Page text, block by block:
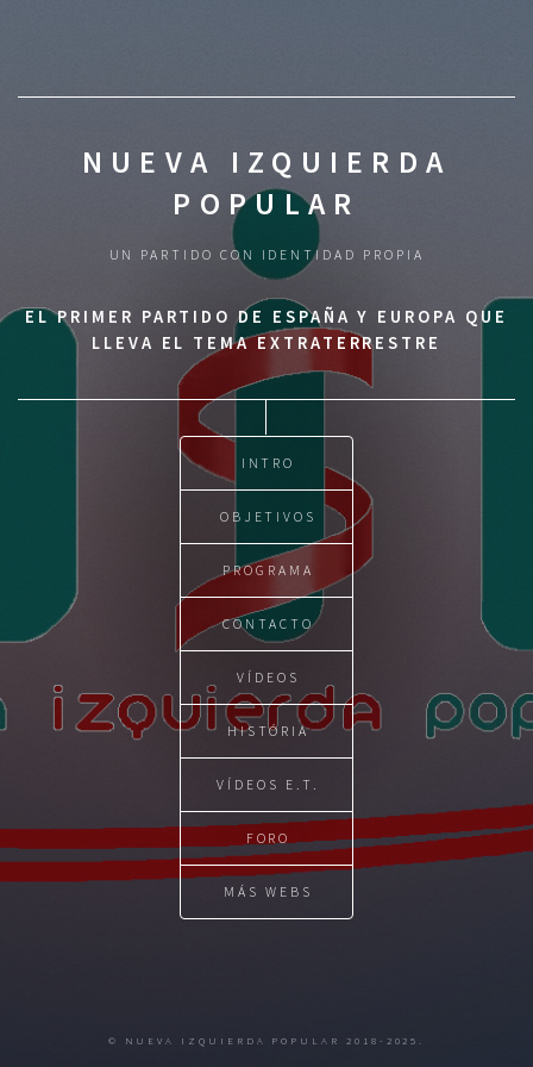
NUEVA IZQUIERDA
POPULAR
UN PARTIDO CON IDENTIDAD PROPIA
EL PRIMER PARTIDO DE ESPAÑA Y EUROPA QUE
LLEVA EL TEMA EXTRATERRESTRE
INTRO
OBJETIVOS
PROGRAMA
CONTACTO
VÍDEOS
HISTÓRIA
VÍDEOS E.T.
FORO
MÁS WEBS
© NUEVA IZQUIERDA POPULAR 2018-2025.